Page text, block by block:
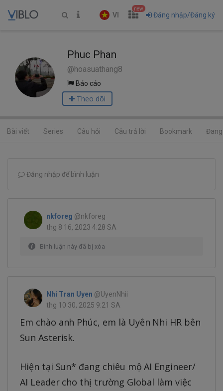
VI
new
Đăng nhập/Đăng ký
Phuc Phan
@hoasuathang8
Báo cáo
Theo dõi
Bài viết Series Câu hỏi Câu trả lời Bookmark
Đăng nhập để bình luận
nkforeg @nkforeg
thg 8 16, 2023 4:28 SA
Bình luận này đã bị xóa
Nhi Tran Uyen @UyenNhii
thg 10 30, 2025 9:21 SA
Em chào anh Phúc, em là Uyên Nhi HR bên
Sun Asterisk.
Hiện tại Sun* đang chiêu mộ AI Engineer/
AI Leader cho thị trường Global làm việc